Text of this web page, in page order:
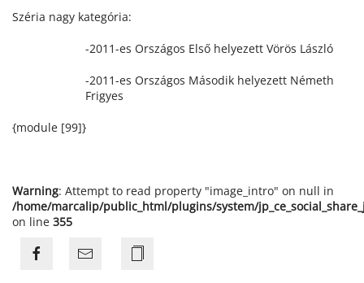
Széria nagy kategória:
-2011-es Országos Első helyezett Vörös László
-2011-es Országos Második helyezett Németh
Frigyes
{module [99]}
Warning: Attempt to read property "image_intro" on null in
/home/marcalip/public_html/plugins/system/
on line 355